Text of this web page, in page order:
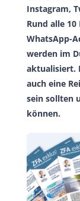
Instagram,
Rund alle
WhatsApp-
werden im
aktualisiert.
auch eine
sein sollten
können.